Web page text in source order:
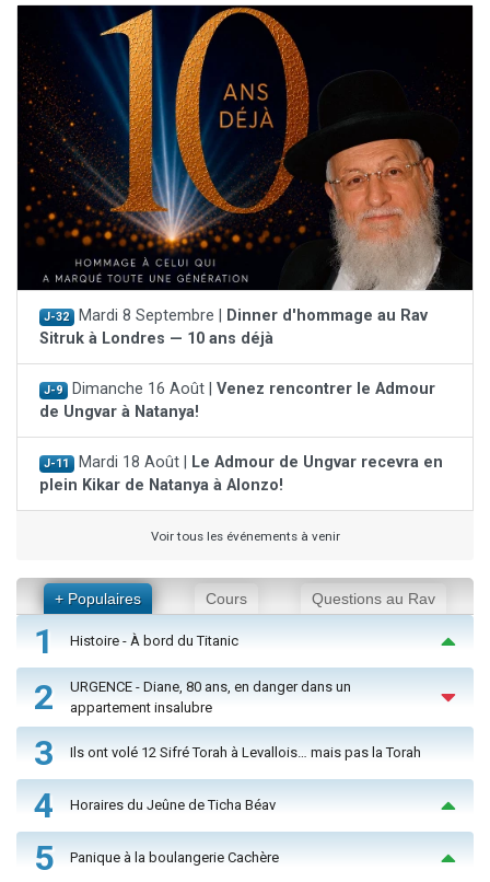
J-32 Mardi 8 Septembre |
Dinner d'hommage au Rav
Sitruk à Londres — 10 ans déjà
J-9 Dimanche 16 Août | Venez rencontrer le Admour
de Ungvar à Natanya!
J-11 Mardi 18 Août |
Le Admour de Ungvar recevra en
plein Kikar de Natanya à Alonzo!
Voir tous les événements à venir
+ Populaires Cours Questions au Rav
1 Histoire - À bord du Titanic
2
URGENCE - Diane, 80 ans, en danger dans un
appartement insalubre
3 Ils ont volé 12 Sifré Torah à Levallois… mais pas la Torah
4 Horaires du Jeûne de Ticha Béav
5 Panique à la boulangerie Cachère